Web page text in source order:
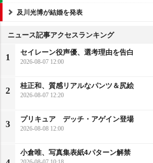
及川光博が結婚を発表
ニュース記事アクセスランキング
1
セイレーン役声優、選考理由を告白
2026-08-07 12:00
2
桂正和、質感リアルなパンツ＆尻絵
2026-08-07 12:20
3
プリキュア デッチ・アゲイン登場
2026-08-08 12:00
小倉唯、写真集表紙4パターン解禁